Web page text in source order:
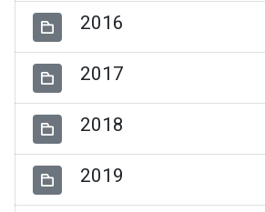
2016
2017
2018
2019